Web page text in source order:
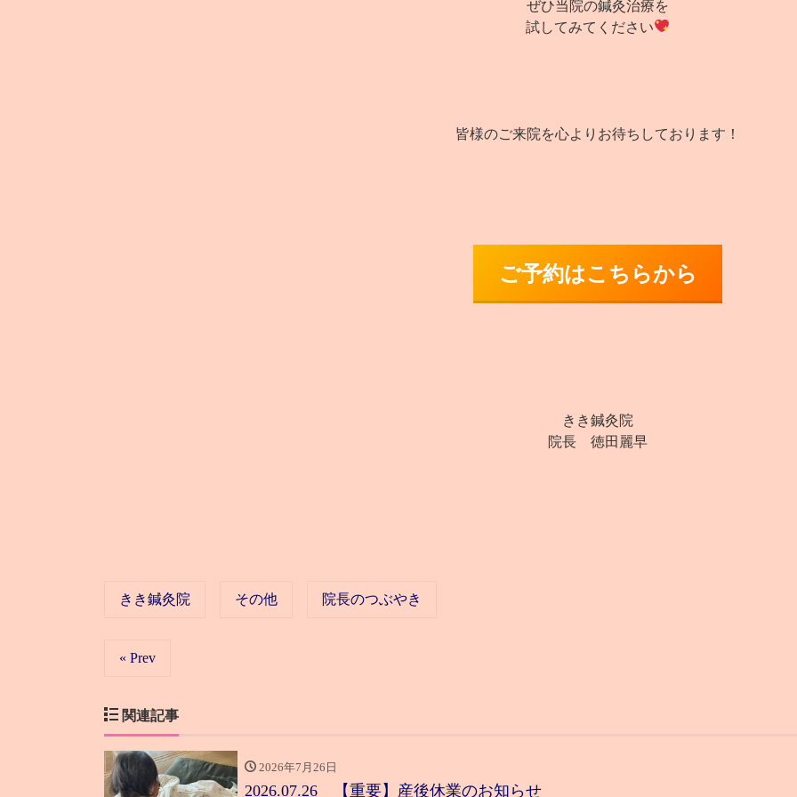
ぜひ当院の鍼灸治療を
試してみてください
皆様のご来院を心よりお待ちしております！
ご予約はこちらから
きき鍼灸院
院長 徳田麗早
きき鍼灸院 その他 院長のつぶやき
« Prev
関連記事
2026年7月26日
2026.07.26 【重要】産後休業のお知らせ